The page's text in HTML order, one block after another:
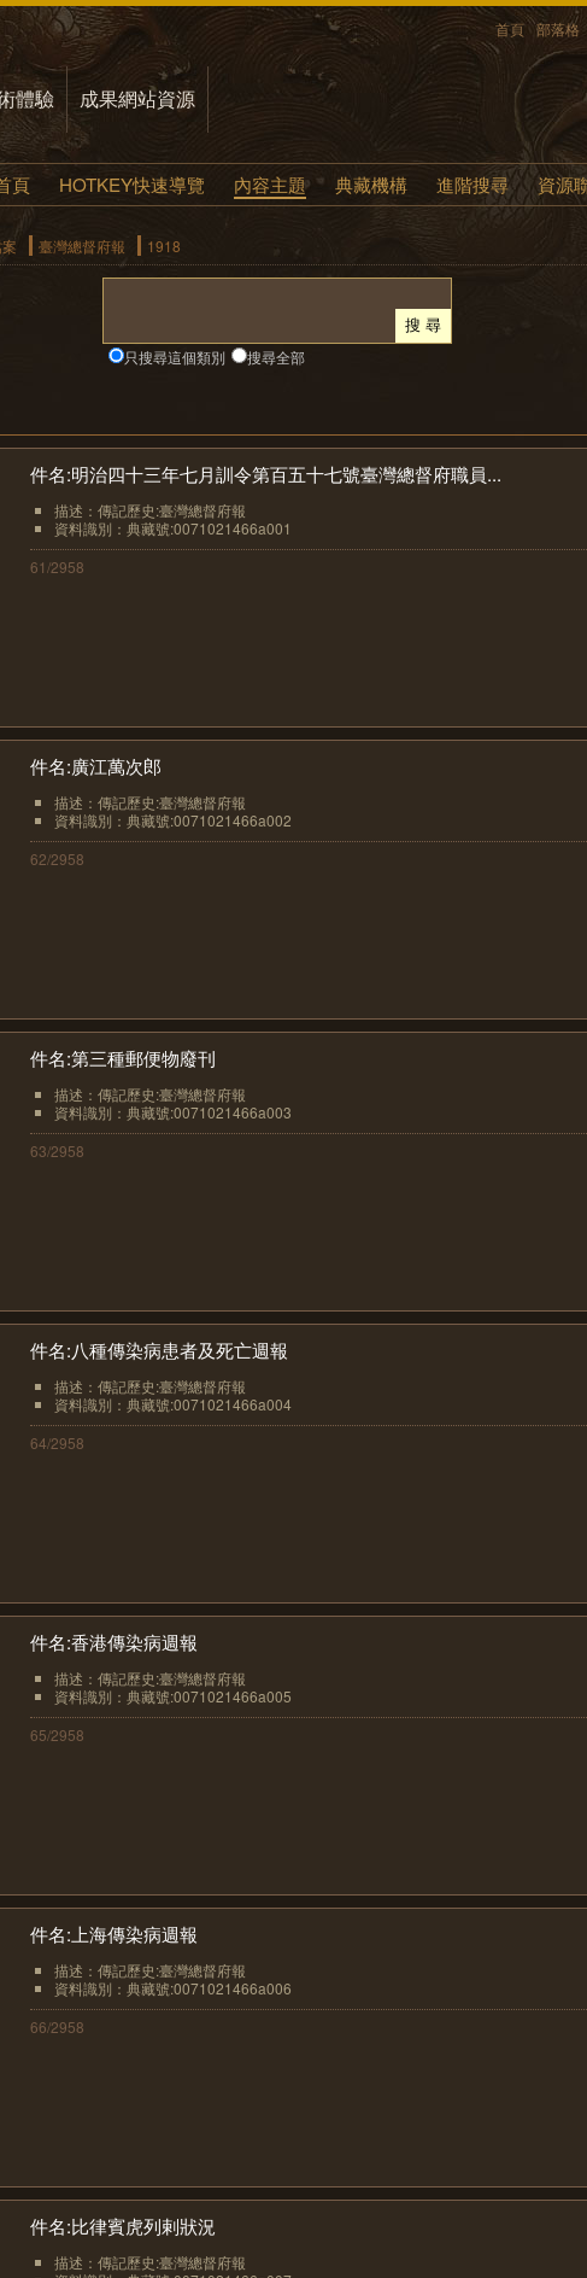
首頁 部落格
體驗 成果網站資源
頁 HOTKEY快速導覽 內容主題 典藏機構 進階搜尋 資源
臺灣總督府報 1918
只搜尋這個類別 搜尋全部
件名:明治四十三年七月訓令第百五十七號臺灣總督府職員...
描述：傳記歷史:臺灣總督府報
資料識別：典藏號:0071021466a001
61/2958
件名:廣江萬次郎
描述：傳記歷史:臺灣總督府報
資料識別：典藏號:0071021466a002
62/2958
件名:第三種郵便物廢刊
描述：傳記歷史:臺灣總督府報
資料識別：典藏號:0071021466a003
63/2958
件名:八種傳染病患者及死亡週報
描述：傳記歷史:臺灣總督府報
資料識別：典藏號:0071021466a004
64/2958
件名:香港傳染病週報
描述：傳記歷史:臺灣總督府報
資料識別：典藏號:0071021466a005
65/2958
件名:上海傳染病週報
描述：傳記歷史:臺灣總督府報
資料識別：典藏號:0071021466a006
66/2958
件名:比律賓虎列剌狀況
描述：傳記歷史:臺灣總督府報